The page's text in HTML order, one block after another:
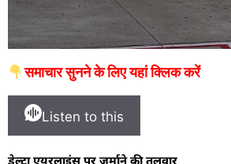
समाचार सुनने के लिए यहां क्लिक करें
Listen to this
डेल्टा एयरलाइंस पर जुर्माने की तलवार